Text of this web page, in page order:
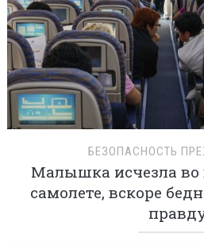
БЕЗОПАСНОСТЬ
Малышка исчезла во
самолете, вскоре